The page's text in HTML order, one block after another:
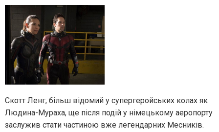
Скотт Ленг, більш відомий у супергеройських колах як
Людина-Мураха, ще після подій у німецькому аеропорту
заслужив стати частиною вже легендарних Месників.